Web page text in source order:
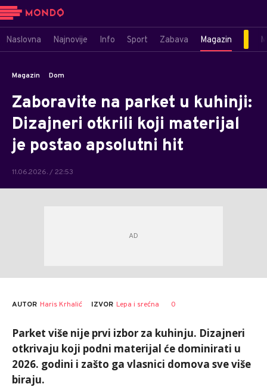
Naslovna Najnovije Info Sport Zabava Magazin
Magazin Dom
Zaboravite na parket u kuhinji:
Dizajneri otkrili koji materijal
je postao apsolutni hit
11.06.2026. / 22:53
AUTOR Haris Krhalić IZVOR Lepa i srećna 0
Parket više nije prvi izbor za kuhinju. Dizajneri
otkrivaju koji podni materijal će dominirati u
2026. godini i zašto ga vlasnici domova sve više
biraju.